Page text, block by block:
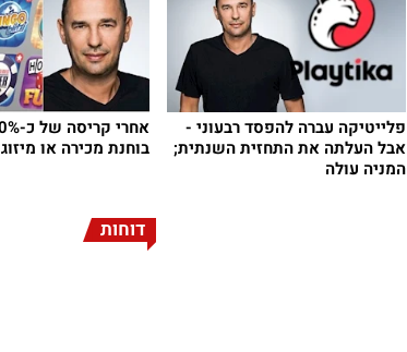
פלייטיקה עברה להפסד רבעוני -
אבל העלתה את התחזית השנתית;
המניה עולה
בוחנת מכירה או מיזוג
דוחות